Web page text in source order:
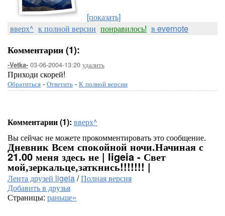
[показать]
вверх^ к полной версии понравилось! в evernote
Комментарии (1):
-Vetka- 03-06-2004-13:20 удалить
Приходи скорей!
Обратиться - Ответить - К полной версии
Комментарии (1): вверх^
Вы сейчас не можете прокомментировать это сообщение.
Дневник Всем спокойной ночи.Начиная с
21.00 меня здесь не | ligeia - Свет
мой,зеркальце,заткнись!!!!!!! |
Лента друзей ligeia/Полная версия
Добавить в друзья
Страницы: раньше»